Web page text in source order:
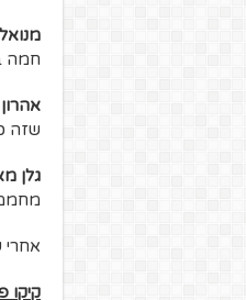
חמה
שזה כבר
גלן
אחרי
קיקו פמניה –